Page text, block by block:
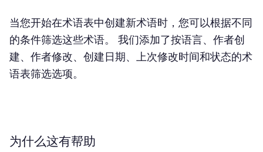
当您开始在术语表中创建新术语时，您可以根据不同
的条件筛选这些术语。 我们添加了按语言、作者创
建、作者修改、创建日期、上次修改时间和状态的术
语表筛选选项。
为什么这有帮助